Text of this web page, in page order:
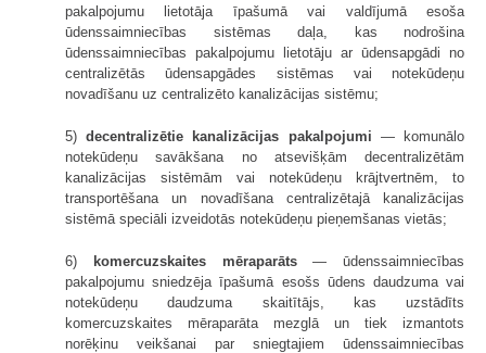
pakalpojumu lietotāja īpašumā vai valdījumā esoša
ūdenssaimniecības sistēmas daļa, kas nodrošina
ūdenssaimniecības pakalpojumu lietotāju ar ūdensapgādi no
centralizētās ūdensapgādes sistēmas vai notekūdeņu
novadīšanu uz centralizēto kanalizācijas sistēmu;
5)decentralizētie kanalizācijas pakalpojumi — komunālo
notekūdeņu savākšana no atsevišķām decentralizētām
kanalizācijas sistēmām vai notekūdeņu krājtvertnēm, to
transportēšana un novadīšana centralizētajā kanalizācijas
sistēmā speciāli izveidotās notekūdeņu pieņemšanas vietās;
6) komercuzskaites mēraparāts— ūdenssaimniecības
pakalpojumu sniedzēja īpašumā esošs ūdens daudzuma vai
notekūdeņu daudzuma skaitītājs, kas uzstādīts
komercuzskaites mēraparāta mezglā un tiek izmantots
norēķinu veikšanai par sniegtajiem ūdenssaimniecības